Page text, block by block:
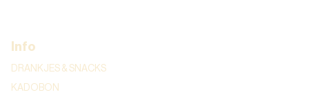
Info
DRANKJES & SNACKS
KADOBON